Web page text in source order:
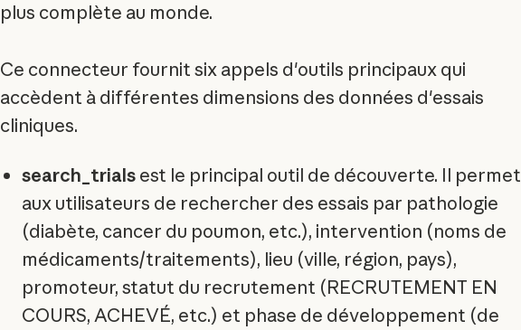
plus complète au monde.
Ce connecteur fournit six appels d'outils principaux qui
accèdent à différentes dimensions des données d'essais
cliniques.
search_trials est le principal outil de découverte. Il permet
aux utilisateurs de rechercher des essais par pathologie
(diabète, cancer du poumon, etc.), intervention (noms de
médicaments/traitements), lieu (ville, région, pays),
promoteur, statut du recrutement (RECRUTEMENT EN
COURS, ACHEVÉ, etc.) et phase de développement (de